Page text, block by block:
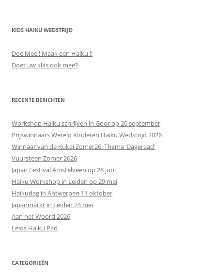
KIDS HAIKU WEDSTRIJD
Doe Mee ! Maak een Haiku !!
Doet uw klas ook mee?
RECENTE BERICHTEN
Workshop Haiku schrijven in Goor op 20 september
Prijswinnaars Wereld Kinderen Haiku Wedstrijd 2026
Winnaar van de Kukai Zomer26: Thema ‘Dageraad’
Vuursteen Zomer 2026
Japan Festival Amstelveen op 28 juni
Haiku Workshop in Leiden op 29 mei
Haikudag in Antwerpen 11 oktober
Japanmarkt in Leiden 24 mei
Aan het Woord 2026
Leids Haiku Pad
CATEGORIEËN